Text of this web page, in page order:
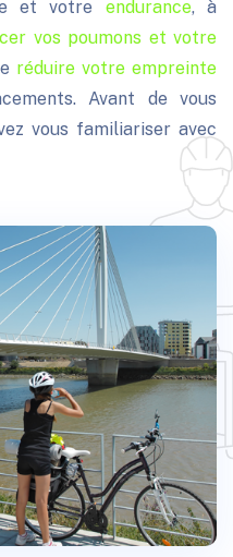
et votre endurance, à
vos poumons et votre
réduire votre empreinte
Avant de vous
vous familiariser avec